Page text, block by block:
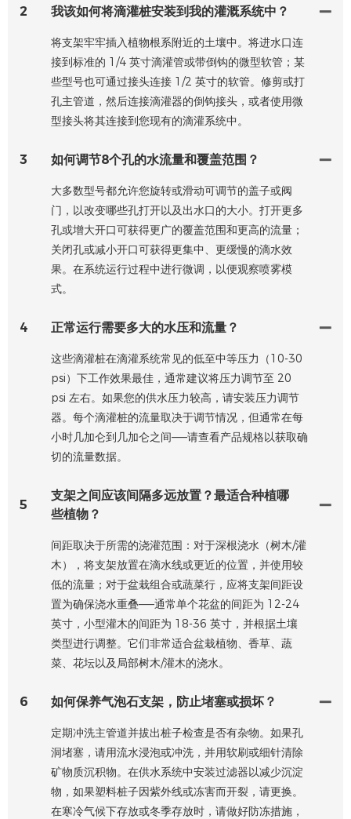
2 我该如何将滴灌桩安装到我的灌溉系统中？
将支架牢牢插入植物根系附近的土壤中。将进水口连
接到标准的 1/4 英寸滴灌管或带倒钩的微型软管；某
些型号也可通过接头连接 1/2 英寸的软管。修剪或打
孔主管道，然后连接滴灌器的倒钩接头，或者使用微
型接头将其连接到您现有的滴灌系统中。
3 如何调节8个孔的水流量和覆盖范围？
大多数型号都允许您旋转或滑动可调节的盖子或阀
门，以改变哪些孔打开以及出水口的大小。打开更多
孔或增大开口可获得更广的覆盖范围和更高的流量；
关闭孔或减小开口可获得更集中、更缓慢的滴水效
果。在系统运行过程中进行微调，以便观察喷雾模
式。
4 正常运行需要多大的水压和流量？
这些滴灌桩在滴灌系统常见的低至中等压力（10-30
psi）下工作效果最佳，通常建议将压力调节至 20
psi 左右。如果您的供水压力较高，请安装压力调节
器。每个滴灌桩的流量取决于调节情况，但通常在每
小时几加仑到几加仑之间——请查看产品规格以获取确
切的流量数据。
5
支架之间应该间隔多远放置？最适合种植哪
些植物？
间距取决于所需的浇灌范围：对于深根浇水（树木/灌
木），将支架放置在滴水线或更近的位置，并使用较
低的流量；对于盆栽组合或蔬菜行，应将支架间距设
置为确保浇水重叠——通常单个花盆的间距为 12-24
英寸，小型灌木的间距为 18-36 英寸，并根据土壤
类型进行调整。它们非常适合盆栽植物、香草、蔬
菜、花坛以及局部树木/灌木的浇水。
6 如何保养气泡石支架，防止堵塞或损坏？
定期冲洗主管道并拔出桩子检查是否有杂物。如果孔
洞堵塞，请用流水浸泡或冲洗，并用软刷或细针清除
矿物质沉积物。在供水系统中安装过滤器以减少沉淀
物，如果塑料桩子因紫外线或冻害而开裂，请更换。
在寒冷气候下存放或冬季存放时，请做好防冻措施，